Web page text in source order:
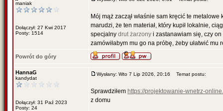
maniak
Dołączył: 27 Kwi 2017
Posty: 1514
Mój mąż zaczął właśnie sam kręcić te
marudzi, że ten materiał, który kupił lokalnie,
specjalny drut żarzony i zastanawiam się, czy
zamówiłabym mu go na próbę, żeby ułatwić mu
Powrót do góry
HannaG
kandydat
Dołączył: 31 Paź 2023
Posty: 24
Wysłany: Wto 7 Lip 2026, 20:16 Temat postu:
Sprawdziłem https://projektowanie-wnetrz-
z domu